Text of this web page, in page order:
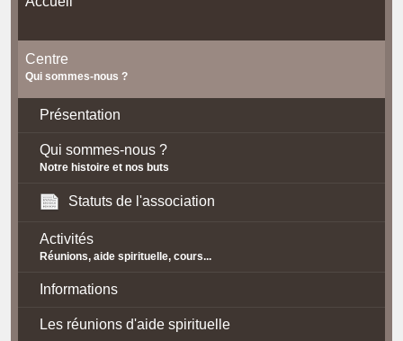
Centre
Qui sommes-nous ?
Présentation
Qui sommes-nous ?
Notre histoire et nos buts
Statuts de l'association
Activités
Réunions, aide spirituelle, cours...
Informations
Les réunions d'aide spirituelle